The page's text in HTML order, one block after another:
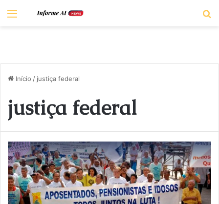
Menu
Início / justiça federal
justiça federal